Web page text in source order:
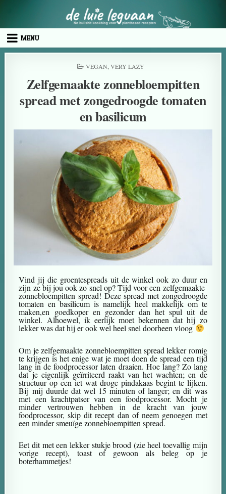
MENU
VEGAN VERY LAZY
Zelfgemaakte zonnebloempitten
spread met zongedroogde tomaten
en basilicum
Vind jij die groentespreads uit de winkel ook zo duur en
zijn ze bij jou ook zo snel op? Tijd voor een zelfgemaakte
zonnebloempitten spread! Deze spread met zongedroogde
tomaten en basilicum is namelijk heel makkelijk om te
maken,en goedkoper en gezonder dan het spul uit de
winkel. Alhoewel, ik eerlijk moet bekennen dat hij zo
lekker was dat hij er ook wel heel snel doorheen vloog
Om je zelfgemaakte zonnebloempitten spread lekker romig
te krijgen is het enige wat je moet doen de spread een tijd
lang in de foodprocessor laten draaien. Hoe lang? Zo lang
dat je eigenlijk geïrriteerd raakt van het wachten; en de
structuur op een iet wat droge pindakaas begint te lijken.
Bij mij duurde dat wel 15 minuten of langer; en dit was
met een krachtpatser van een foodprocessor. Mocht je
minder vertrouwen hebben in de kracht van jouw
foodprocessor, skip dit recept dan of neem genoegen met
een minder smeuïge zonnebloempitten spread.
Eet dit met een lekker stukje brood (zie heel toevallig mijn
vorige recept), toast of gewoon als beleg op je
boterhammetjes!